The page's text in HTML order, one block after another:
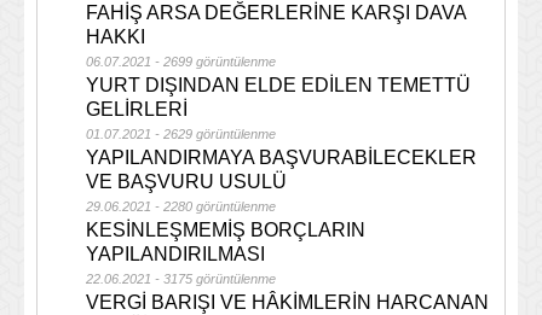
FAHİŞ ARSA DEĞERLERİNE KARŞI DAVA
HAKKI
06.07.2021 - 2699 görüntülenme
YURT DIŞINDAN ELDE EDİLEN TEMETTÜ
GELİRLERİ
01.07.2021 - 2629 görüntülenme
YAPILANDIRMAYA BAŞVURABİLECEKLER
VE BAŞVURU USULÜ
29.06.2021 - 2280 görüntülenme
KESİNLEŞMEMİŞ BORÇLARIN
YAPILANDIRILMASI
22.06.2021 - 3175 görüntülenme
VERGİ BARIŞI VE HÂKİMLERİN HARCANAN